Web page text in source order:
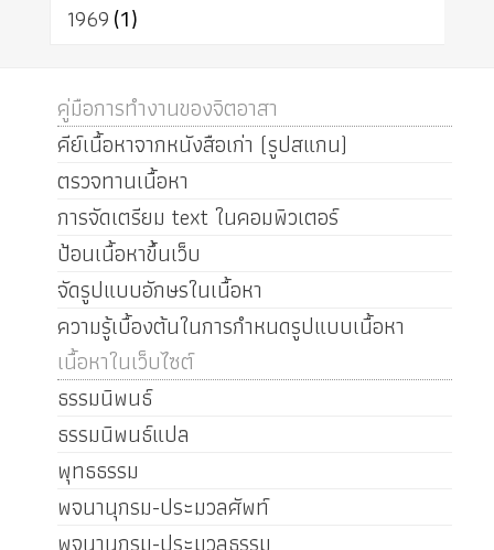
1969(1)
คู่มือการทำงานของจิตอาสา
คีย์เนื้อหาจากหนังสือเก่า (รูปสแกน)
ตรวจทานเนื้อหา
การจัดเตรียม text ในคอมพิวเตอร์
ป้อนเนื้อหาขึ้นเว็บ
จัดรูปแบบอักษรในเนื้อหา
ความรู้เบื้องต้นในการกำหนดรูปแบบเนื้อหา
เนื้อหาในเว็บไซต์
ธรรมนิพนธ์
ธรรมนิพนธ์แปล
พุทธธรรม
พจนานุกรม-ประมวลศัพท์